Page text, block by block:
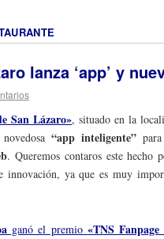
lanza ‘app’ y
San Lázaro», situado en la
“app inteligente”
. Queremos contaros este hecho
innovación, ya que es muy
ganó el premio «TNS